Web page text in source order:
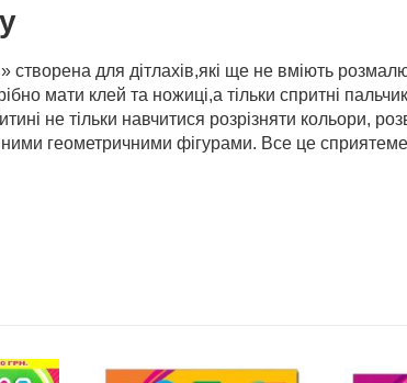
створена для дітлахів,які ще не вміють
мати клей та ножиці,а тільки спритні
не тільки навчитися розрізняти кольори,
геометричними фігурами. Все це